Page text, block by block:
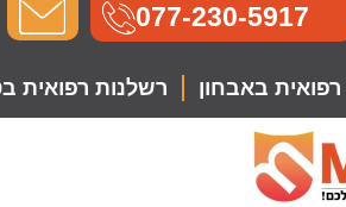
077-230-5917
באבחון
רשלנות רפואית